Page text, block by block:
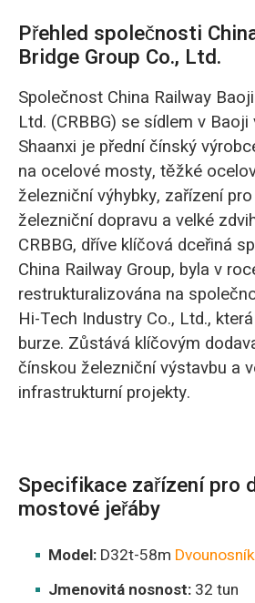
Přehled společnosti
Bridge Group Co., Ltd.
Společnost China Railway
Ltd. (CRBBG) se sídlem v
Shaanxi je přední čínský
na ocelové mosty, těžké
železniční výhybky, zařízení
železniční dopravu a velké
CRBBG, dříve klíčová dceřiná
China Railway Group, byla v
restrukturalizována na
Hi-Tech Industry Co., Ltd.,
burze. Zůstává klíčovým
čínskou železniční výstavbu a
infrastrukturní projekty.
Specifikace zařízení pro
mostové jeřáby
Model: D32t-58m
Jmenovitá nosnost: 32 tun